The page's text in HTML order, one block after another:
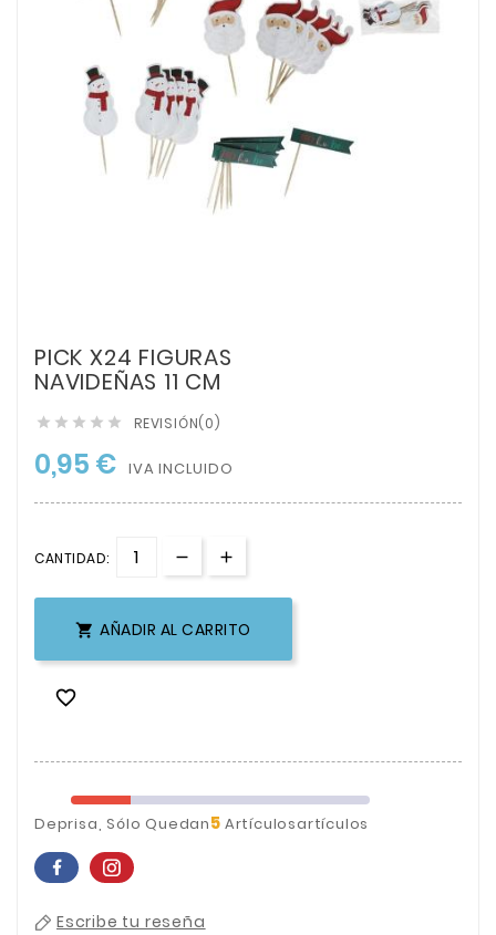
PICK X24 FIGURAS
NAVIDEÑAS 11 CM
     REVISIÓN(0)
0,95 € IVA INCLUIDO
CANTIDAD:
 AÑADIR AL CARRITO

Deprisa, Sólo Quedan5 Artículosartículos
Escribe tu reseña